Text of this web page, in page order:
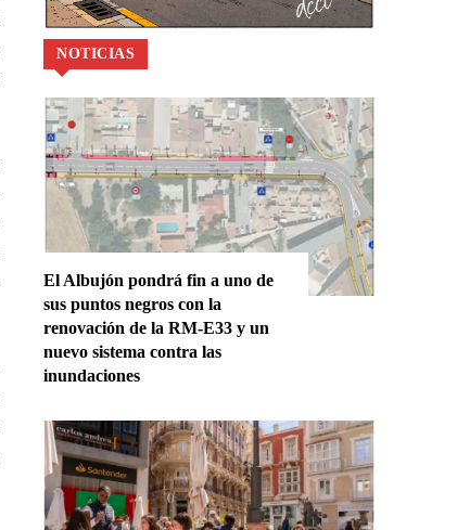
NOTICIAS
El Albujón pondrá fin a uno de
sus puntos negros con la
renovación de la RM-E33 y un
nuevo sistema contra las
inundaciones